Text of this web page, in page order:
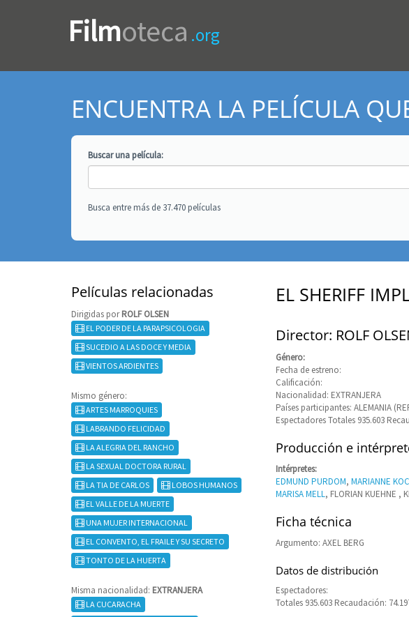
Filmoteca .org
ENCUENTRA LA PELÍCULA
Buscar unapelícula:
Busca entre más de 37.470 películas
Películas relacionadas
Dirigidas porROLF OLSEN
EL PODER DE LA PARAPSICOLOGIA
SUCEDIO A LAS DOCE Y MEDIA
VIENTOS ARDIENTES
Mismo género:
ARTES MARROQUIES
LABRANDO FELICIDAD
LA ALEGRIA DEL RANCHO
LA SEXUAL DOCTORA RURAL
LA TIA DE CARLOS
LOBOS HUMANOS
EL VALLE DE LA MUERTE
UNA MUJER INTERNACIONAL
EL CONVENTO, EL FRAILE Y SU SECRETO
TONTO DE LA HUERTA
Misma nacionalidad: EXTRANJERA
LA CUCARACHA
EL SHERIFF
Director: ROLF
Género:
Fecha de estreno:
Calificación:
Nacionalidad: EXTRANJERA
Países participantes: ALEMANIA
Espectadores Totales 935.603
Producción e
Intérpretes:
EDMUND PURDOM, MARIANNE
MARISA MELL, FLORIAN KUEHNE ,
Ficha técnica
Argumento: AXEL BERG
Datos de distribución
Espectadores:
Totales 935.603 Recaudación: